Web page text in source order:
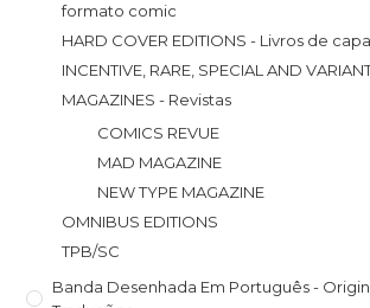
formato comic
HARD COVER EDITIONS - Livros de
INCENTIVE, RARE, SPECIAL AND
MAGAZINES - Revistas
COMICS REVUE
MAD MAGAZINE
NEW TYPE MAGAZINE
OMNIBUS EDITIONS
TPB/SC
Banda Desenhada Em Português -